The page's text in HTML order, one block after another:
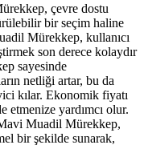
çevre dostu
bir seçim haline
Mürekkep, kullanıcı
son derece kolaydır
sayesinde
netliği artar, bu da
kılar. Ekonomik fiyatı
etmenize yardımcı olur.
Muadil Mürekkep,
bir şekilde sunarak,